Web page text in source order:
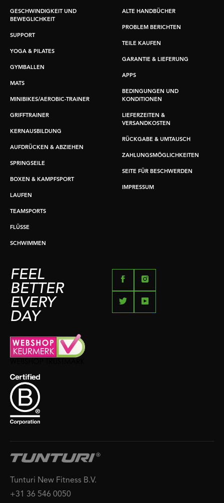
GESCHWINDIGKEIT UND
BEWEGLICHKEIT
SUPPORT
YOGA & PILATES
GYMBALLEN
MATS
MINIBIKES/AEROBIC-TRAINER
GRIFFTRAINER
KERNAUSBILDUNG
AUFDRÜCKEN & ABZIEHEN
SPRINGSEILE
BOXEN & KAMPFSPORT
LAUFEN
TEAMSPORTS
FLÜSSE
SCHWIMMEN
ALTE HANDBÜCHER
PROBLEM BERICHTEN
TEILE KAUFEN
GARANTIE & LIEFERUNG
APPS
BEDINGUNGEN UND
KONDITIONEN
LIEFERZEITEN &
VERSANDKOSTEN
RÜCKGABE & UMTAUSCH
ZAHLUNGSMÖGLICHKEITEN
SEITE FÜR BESCHWERDEN
IMPRESSUM
FEEL
BETTER
EVERY
DAY
Tunturi New Fitness B.V.
+31 36 546 0050